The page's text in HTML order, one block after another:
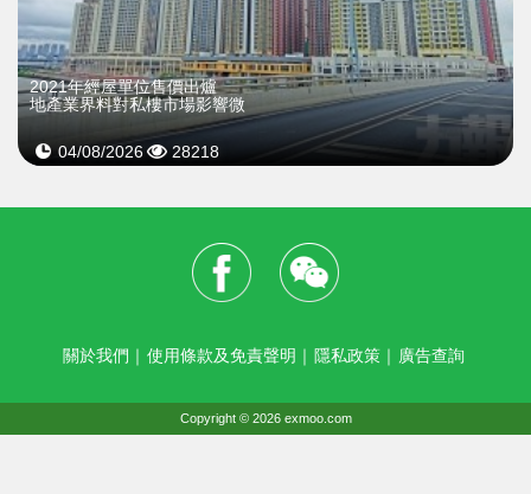
2021年經屋單位售價出爐
地產業界料對私樓市場影響微
04/08/2026 28218
關於我們 ｜ 使用條款及免責聲明 ｜ 隱私政策 ｜ 廣告查詢
Copyright © 2026 exmoo.com